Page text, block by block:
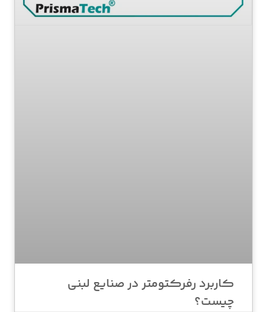
کاربرد رفرکتومتر در صنایع لبنی
چیست؟